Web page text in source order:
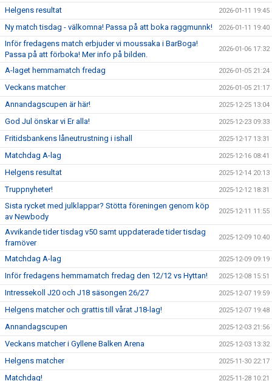
Helgens resultat 2026-01-11 19:45
Ny match tisdag - välkomna! Passa på att boka raggmunnk! 2026-01-11 19:40
Inför fredagens match erbjuder vi moussaka i BarBoga!
Passa på att förboka! Mer info på bilden.
2026-01-06 17:32
A-laget hemmamatch fredag 2026-01-05 21:24
Veckans matcher 2026-01-05 21:17
Annandagscupen är här! 2025-12-25 13:04
God Jul önskar vi Er alla! 2025-12-23 09:33
Fritidsbankens låneutrustning i ishall 2025-12-17 13:31
Matchdag A-lag 2025-12-16 08:41
Helgens resultat 2025-12-14 20:13
Truppnyheter! 2025-12-12 18:31
Sista rycket med julklappar? Stötta föreningen genom köp
av Newbody
2025-12-11 11:55
Avvikande tider tisdag v50 samt uppdaterade tider tisdag
framöver
2025-12-09 10:40
Matchdag A-lag 2025-12-09 09:19
Inför fredagens hemmamatch fredag den 12/12 vs Hyttan! 2025-12-08 15:51
Intressekoll J20 och J18 säsongen 26/27 2025-12-07 19:59
Helgens matcher och grattis till vårat J18-lag! 2025-12-07 19:48
Annandagscupen 2025-12-03 21:56
Veckans matcher i Gyllene Balken Arena 2025-12-03 13:32
Helgens matcher 2025-11-30 22:17
Matchdag! 2025-11-28 10:21